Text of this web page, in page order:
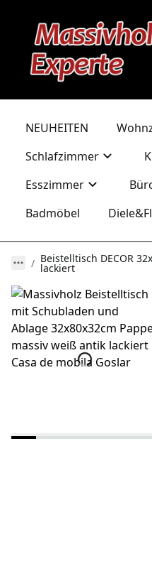
NEUHEITEN
Schlafzimmer
Esszimmer
Badmöbel
Beistelltisch DECOR
lackiert